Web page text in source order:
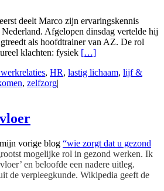
deelt Marco zijn ervaringskennis
Afgelopen dinsdag vertelde hij
als hoofdtrainer van AZ. De rol
klachten: fysiek […]
, HR, lastig lichaam, lijf &
, zelfzorg|
vorige blog “wie zorgt dat u gezond
mogelijke rol in gezond werken. Ik
en beloofde een nadere uitleg.
de verpleegkunde. Wikipedia geeft de